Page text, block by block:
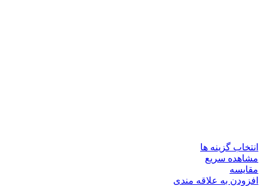
انتخاب گزینه ها
مشاهده سریع
مقایسه
افزودن به علاقه مندی